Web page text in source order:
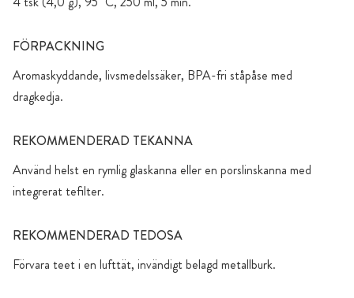
FÖRPACKNING
Aromaskyddande, livsmedelssäker, BPA-fri ståpåse med
dragkedja.
REKOMMENDERAD TEKANNA
Använd helst en rymlig glaskanna eller en porslinskanna med
integrerat tefilter.
REKOMMENDERAD TEDOSA
Förvara teet i en lufttät, invändigt belagd metallburk.